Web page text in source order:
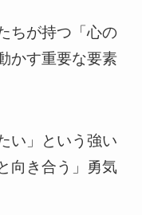
ちが持つ「心の
かす重要な要素
い」という強い
向き合う」勇気